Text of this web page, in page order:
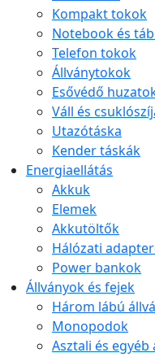
Kompakt tokok
Notebook és
Telefon tokok
Állványtokok
Esővédő
Váll és
Utazótáska
Kender táskák
Energiaellátás
Akkuk
Elemek
Akkutöltők
Hálózati
Power bankok
Állványok és fejek
Három lábú
Monopodok
Asztali és egyéb